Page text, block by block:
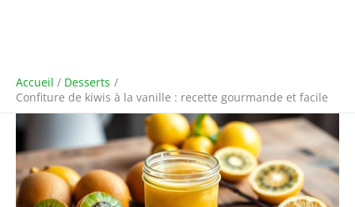
Accueil
Desserts
Confiture de kiwis à la vanille : recette gourmande et facile